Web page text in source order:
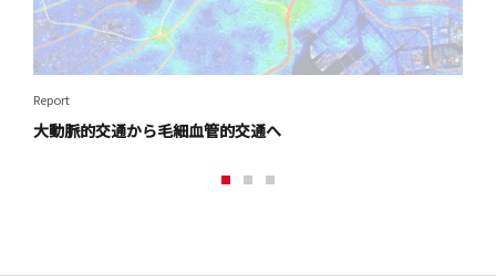
Report
大動脈的交通から毛細血管的交通へ​